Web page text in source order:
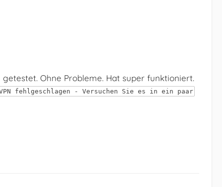
Ohne Probleme. Hat super funktioniert.
fehlgeschlagen - Versuchen Sie es in ein paar